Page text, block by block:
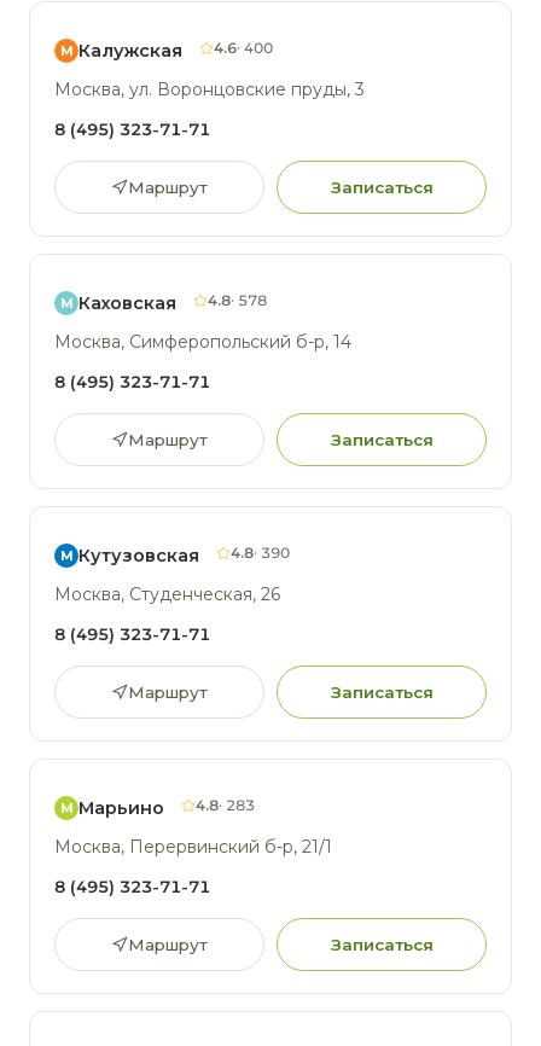
М Калужская 4.6· 400
Москва, ул. Воронцовские пруды, 3
8 (495) 323-71-71
Маршрут Записаться
М Каховская 4.8· 578
Москва, Симферопольский б-р, 14
8 (495) 323-71-71
Маршрут Записаться
М Кутузовская 4.8· 390
Москва, Студенческая, 26
8 (495) 323-71-71
Маршрут Записаться
М Марьино 4.8· 283
Москва, Перервинский б-р, 21/1
8 (495) 323-71-71
Маршрут Записаться